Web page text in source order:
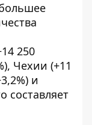
250
Чехии (+11
и
составляет